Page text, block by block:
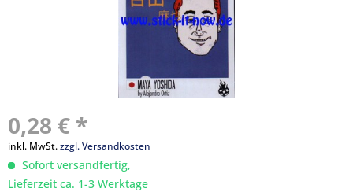
0,28 € *
inkl. MwSt.zzgl. Versandkosten
Sofort versandfertig,
Lieferzeit ca. 1-3 Werktage